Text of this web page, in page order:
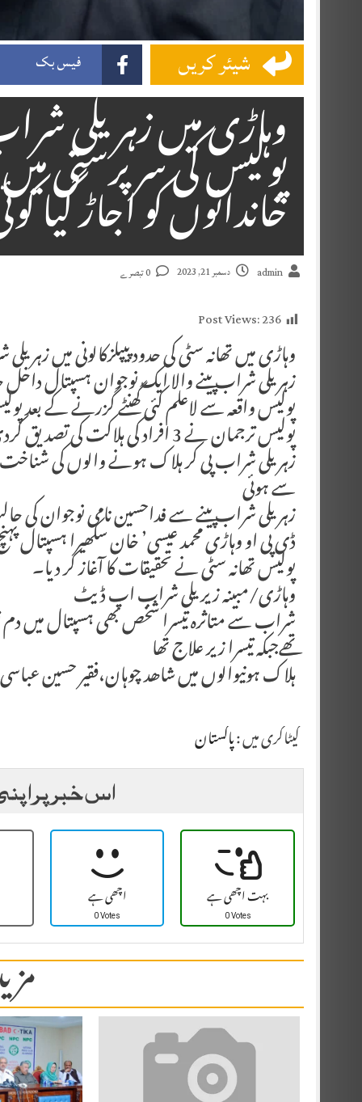
شیئر کریں فیس بک
خاندانوں کو اجاڑ گیا
admin دسمبر 21, 2023
Post Views:236
وہاڑی میں تھانہ سٹی کی حدود پیپلزکالونی میں زہریلی شراب
زہریلی شراب پینے والا ایک نوجوان ہسپتال
پولیس واقعہ سے لاعلم کئی گھنٹے گزرنے کے بعد
پولیس ترجمان نے 3 افراد کی ہلاکت کی تصدیق کردی
زہریلی شراب پی کر ہلاک ہونے والوں کی
سے ہوئی
زہریلی شراب پینے سے فداحسین نامی نوجوان کی
ڈی پی او وہاڑی محمد عیسی’ خان سکھیرا ہسپتال
پولیس تھانہ سٹی نے تحقیقات کا آغاز کر دیا۔
وہاڑی/مبینہ زیریلی شراب اپ ڈیٹ
تھےجبکہ تیسرا زیر علاج تھا
ہلاک ہونیوالوں میں شاھد چوہان،فقیر حسین
کیٹاگری میں :پاکستان
اس خبر پر
اچھی ہے
0 Votes بہت اچھی ہے
0 Votes